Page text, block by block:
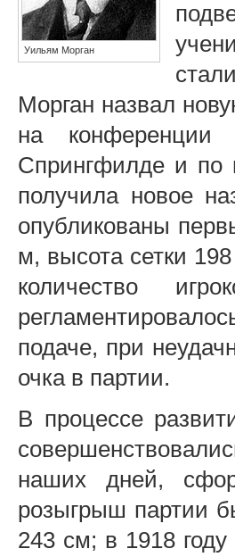
Уильям Морган
Морган назвал
на конференции
Спрингфилде и по
получила новое
опубликованы
м, высота сетки
количество
подаче, при
очка в партии.
В процессе
наших дней,
розыгрыш партии
243 см; в 1918